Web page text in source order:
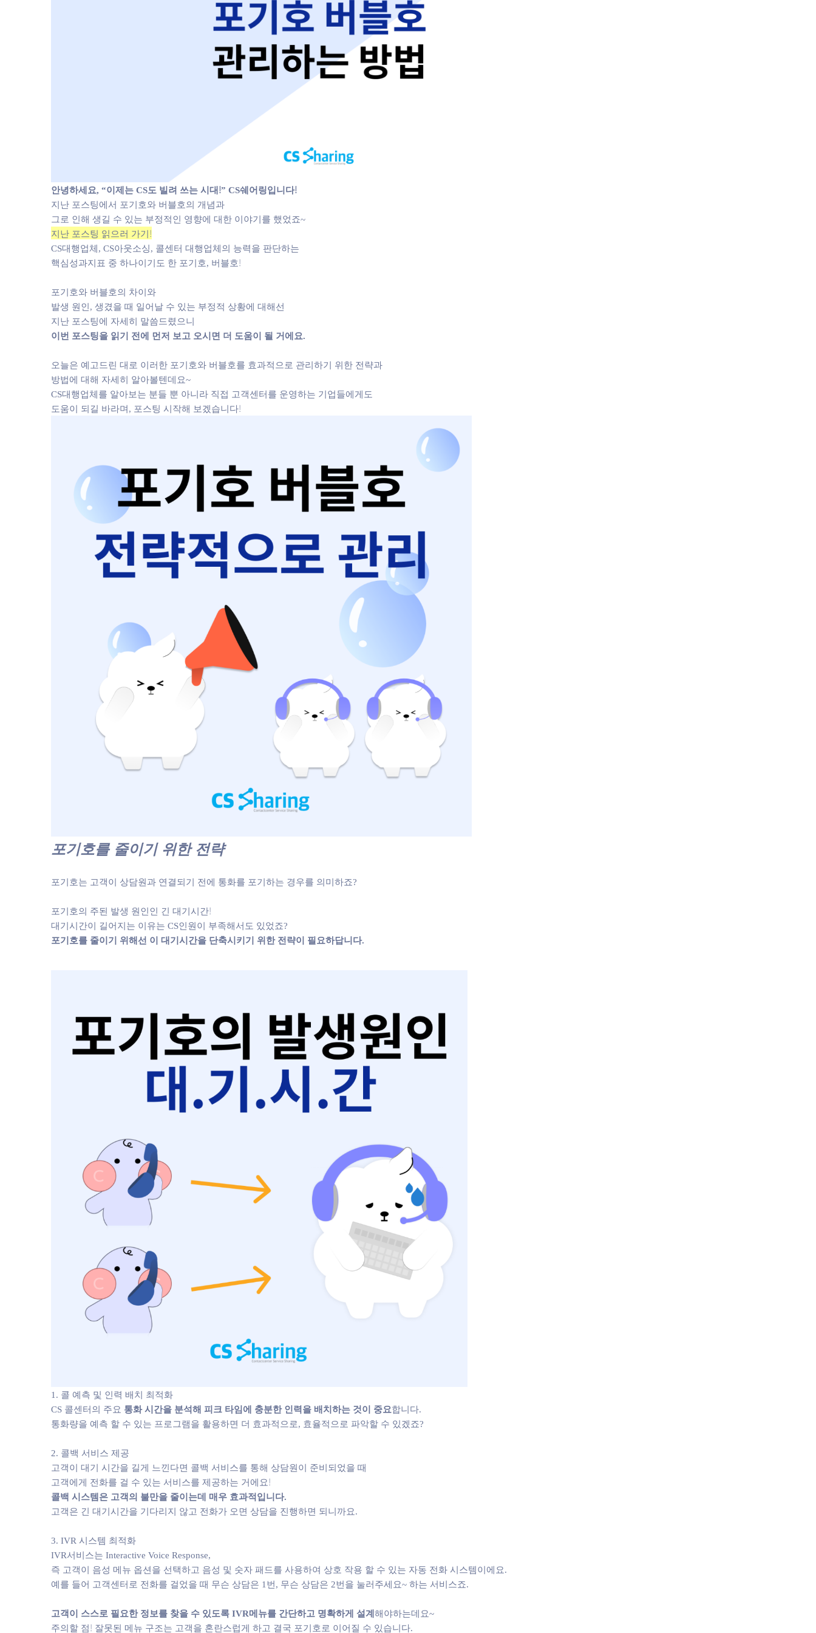
안녕하세요, “이제는 CS도 빌려 쓰는 시대!” CS쉐어링입니다!
지난 포스팅에서 포기호와 버블호의 개념과
그로 인해 생길 수 있는 부정적인 영향에 대한 이야기를 했었죠~
지난 포스팅 읽으러 가기!
CS대행업체, CS아웃소싱, 콜센터 대행업체의 능력을 판단하는
핵심성과지표 중 하나이기도 한 포기호, 버블호!
포기호와 버블호의 차이와
발생 원인, 생겼을 때 일어날 수 있는 부정적 상황에 대해선
지난 포스팅에 자세히 말씀드렸으니
이번 포스팅을 읽기 전에 먼저 보고 오시면 더 도움이 될 거에요.
오늘은 예고드린 대로 이러한 포기호와 버블호를 효과적으로 관리하기 위한 전략과
방법에 대해 자세히 알아볼텐데요~
CS대행업체를 알아보는 분들 뿐 아니라 직접 고객센터를 운영하는 기업들에게도
도움이 되길 바라며, 포스팅 시작해 보겠습니다!
포기호를 줄이기 위한 전략
포기호는 고객이 상담원과 연결되기 전에 통화를 포기하는 경우를 의미하죠?
포기호의 주된 발생 원인인 긴 대기시간!
대기시간이 길어지는 이유는 CS인원이 부족해서도 있었죠?
포기호를 줄이기 위해선 이 대기시간을 단축시키기 위한 전략이 필요하답니다.
1. 콜 예측 및 인력 배치 최적화
CS 콜센터의 주요 통화 시간을 분석해 피크 타임에 충분한 인력을 배치하는 것이 중요합니다.
통화량을 예측 할 수 있는 프로그램을 활용하면 더 효과적으로, 효율적으로 파악할 수 있겠죠?
2. 콜백 서비스 제공
고객이 대기 시간을 길게 느낀다면 콜백 서비스를 통해 상담원이 준비되었을 때
고객에게 전화를 걸 수 있는 서비스를 제공하는 거에요!
콜백 시스템은 고객의 불만을 줄이는데 매우 효과적입니다.
고객은 긴 대기시간을 기다리지 않고 전화가 오면 상담을 진행하면 되니까요.
3. IVR 시스템 최적화
IVR서비스는 Interactive Voice Response,
즉 고객이 음성 메뉴 옵션을 선택하고 음성 및 숫자 패드를 사용하여 상호 작용 할 수 있는 자동 전화 시스템이에요.
예를 들어 고객센터로 전화를 걸었을 때 무슨 상담은 1번, 무슨 상담은 2번을 눌러주세요~ 하는 서비스죠.
고객이 스스로 필요한 정보를 찾을 수 있도록 IVR메뉴를 간단하고 명확하게 설계해야하는데요~
주의할 점! 잘못된 메뉴 구조는 고객을 혼란스럽게 하고 결국 포기호로 이어질 수 있습니다.